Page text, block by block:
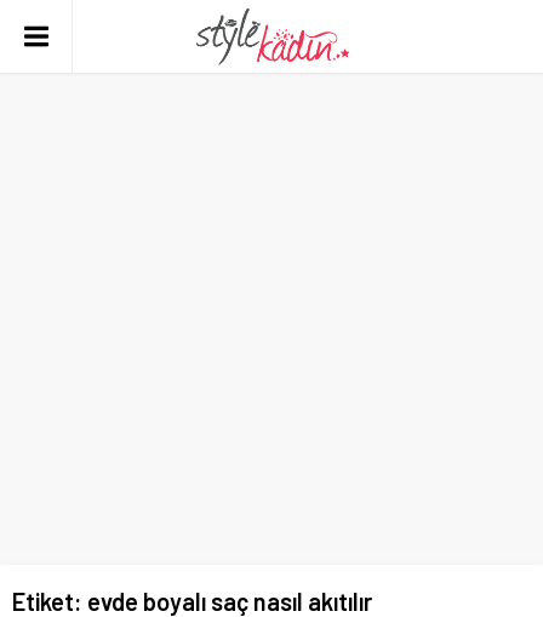
Etiket: evde boyalı saç nasıl akıtılır